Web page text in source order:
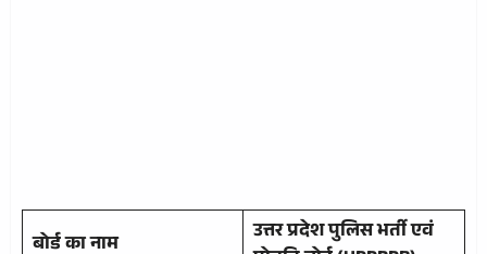
बोर्ड का नाम
उत्तर प्रदेश पुलिस भर्ती एवं